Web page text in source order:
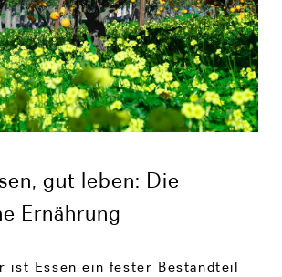
gut leben: Die
Ernährung
ist Essen ein fester Bestandteil